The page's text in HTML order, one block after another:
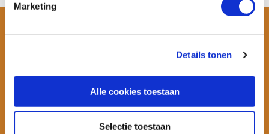
Marketing
Details tonen
Alle cookies toestaan
Selectie toestaan